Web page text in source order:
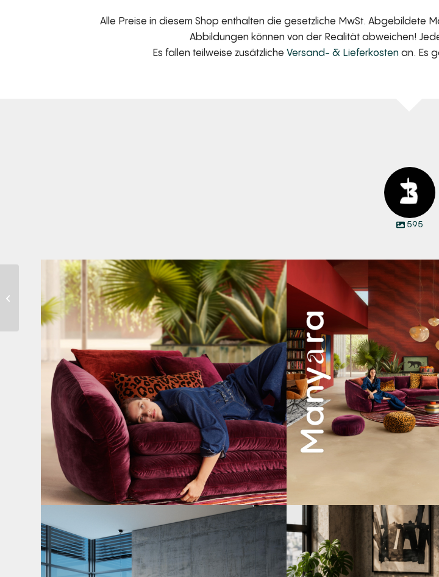
Alle Preise in diesem Shop enthalten die gesetzliche MwSt. Abgebildete
Abbildungen können von der Realität abweichen!
Es fallen teilweise zusätzliche Versand- & Lieferkosten an. Es
595
Den Kopf anlehnen. Die Gedanken auf Reisen...
60 0
Manyara. Inspiriert von der
57 2
Cloud 7 – nicht nur zum Sitzen, sondern auch zum
147 3
A bold statement. A
Mit unserem...
202 4
Bretz Fuss
Lilie (Nr. 26)